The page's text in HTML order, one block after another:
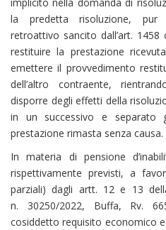
implicito nella domanda di
la predetta risoluzione, pur
retroattivo sancito dall’art. 1458
restituire la prestazione
emettere il provvedimento
dell’altro contraente,
disporre degli effetti della
in un successivo e separato
prestazione rimasta senza causa.
In materia di pensione
rispettivamente previsti, a
parziali) dagli artt. 12 e 13
n. 30250/2022, Buffa, Rv.
cosiddetto requisito economico